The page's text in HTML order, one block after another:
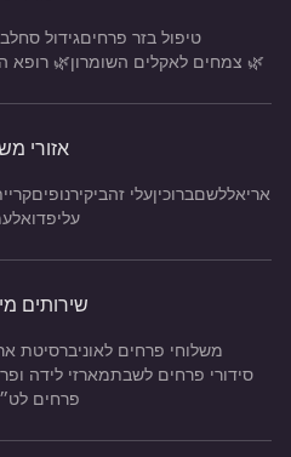
טיפול בזר פרחיםגידול
🌿 צמחים לאקלים השומרון🌿 רופא
אזורי
אריאללשםברוכיןעלי זהביקירנופים
עליפדואל
שירותים
משלוחי פרחים לאוניברסיטת
סידורי פרחים לשבתמארזי לידה
פרחים